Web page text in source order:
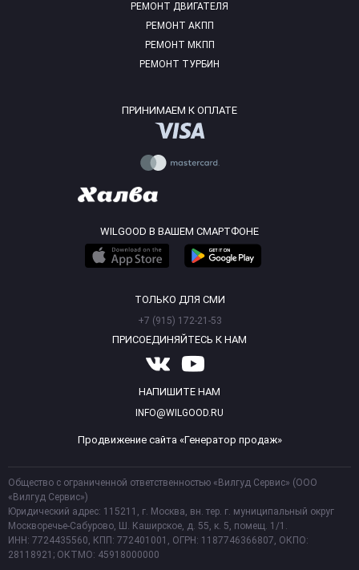
РЕМОНТ ДВИГАТЕЛЯ
РЕМОНТ АКПП
РЕМОНТ МКПП
РЕМОНТ ТУРБИН
ПРИНИМАЕМ К ОПЛАТЕ
WILGOOD В ВАШЕМ СМАРТФОНЕ
ТОЛЬКО ДЛЯ СМИ
+7 (915) 172-21-53
ПРИСОЕДИНЯЙТЕСЬ К НАМ
НАПИШИТЕ НАМ
INFO@WILGOOD.RU
Продвижение сайта «Генератор продаж»
Общество с ограниченной ответственностью «Вилгуд Сервис» (ООО
«Вилгуд Сервис»)
Юридический адрес: 115211, г. Москва, вн. тер. г. муниципальный округ
Москворечье-Сабурово, Ш. Каширское, д. 55, к. 5, помещ. 1/1.
ИНН: 7724435560, КПП: 772401001, ОГРН: 1187746366807, ОКПО:
28118921; ОКТМО: 45918000000